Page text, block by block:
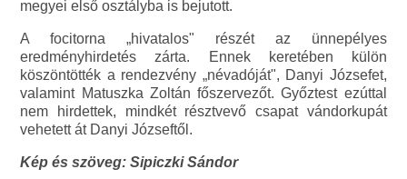
megyei első osztályba is bejutott.
A focitorna „hivatalos" részét az ünnepélyes
eredményhirdetés zárta. Ennek keretében külön
köszöntötték a rendezvény „névadóját", Danyi Józsefet,
valamint Matuszka Zoltán főszervezőt. Győztest ezúttal
nem hirdettek, mindkét résztvevő csapat vándorkupát
vehetett át Danyi Józseftől.
Kép és szöveg: Sipiczki Sándor